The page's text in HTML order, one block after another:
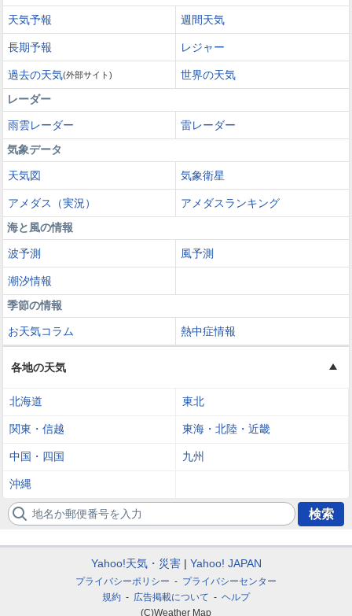
天気予報 週間天気
長期予報 レジャー
過去の天気(外部サイト)
世界の天気
レーダー
雨雲レーダー
雷レーダー
気象データ
天気図 気象衛星
アメダス（実況）
アメダスランキング
海と風の情報
波予測 風予測
潮汐情報
季節の情報
お天気コラム 熱中症情報
各地の天気
北海道 東北
関東・信越 東海・北陸・近畿
中国・四国 九州
沖縄
地名か郵便番号を入力 検索
Yahoo!天気・災害 Yahoo! JAPAN
プライバシーポリシー
プライバシーセンター
規約
広告掲載について
ヘルプ
(C)Weather Map